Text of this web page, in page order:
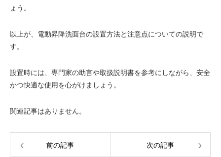
ょう。
以上が、電動昇降洗面台の設置方法と注意点についての説明で
す。
設置時には、専門家の助言や取扱説明書を参考にしながら、安全
かつ快適な使用を心がけましょう。
関連記事はありません。
前の記事 次の記事